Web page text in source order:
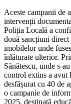
Aceste campanii de
intervenții
Poliția Locală a
două sancțiuni
imobilelor unde
înlăturate ulterior.
Sănătescu, unde s-
control extins a avut
desfășurat cu 40 de
o campanie de
2025, destinată